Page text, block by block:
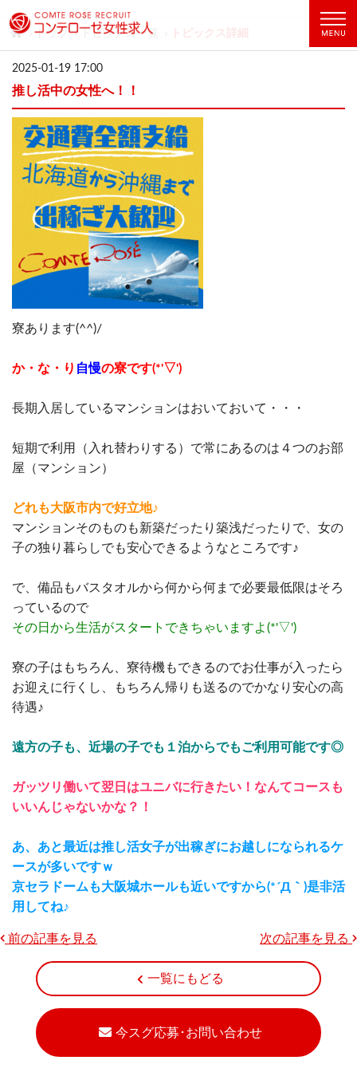
トップ トピックス一覧 トピックス詳細
2025-01-19 17:00
推し活中の女性へ！！
寮あります(^^)/
か・な・り 自慢の寮です(*'▽')
長期入居しているマンションはおいておいて・・・
短期で利用（入れ替わりする）で常にあるのは４つのお部
屋（マンション）
どれも大阪市内で好立地♪
マンションそのものも新築だったり築浅だったりで、女の
子の独り暮らしでも安心できるようなところです♪
で、備品もバスタオルから何から何まで必要最低限はそろ
っているので
その日から生活がスタートできちゃいますよ(*'▽')
寮の子はもちろん、寮待機もできるのでお仕事が入ったら
お迎えに行くし、もちろん帰りも送るのでかなり安心の高
待遇♪
遠方の子も、近場の子でも１泊からでもご利用可能です◎
ガッツリ働いて翌日はユニバに行きたい！なんてコースも
いいんじゃないかな？！
あ、あと最近は推し活女子が出稼ぎにお越しになられるケ
ースが多いですｗ
京セラドームも大阪城ホールも近いですから(*´Д｀)是非活
用してね♪
前の記事を見る 次の記事を見る
一覧にもどる
今スグ応募･お問い合わせ